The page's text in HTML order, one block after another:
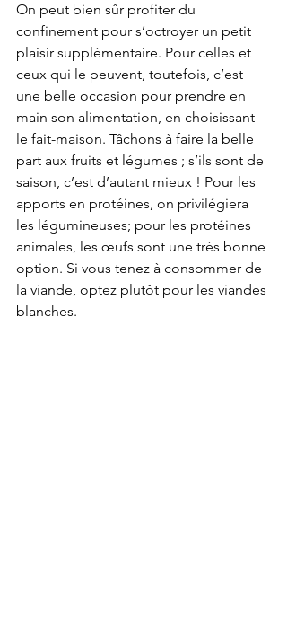
On peut bien sûr profiter du
confinement pour s’octroyer un petit
plaisir supplémentaire. Pour celles et
ceux qui le peuvent, toutefois, c’est
une belle occasion pour prendre en
main son alimentation, en choisissant
le fait-maison. Tâchons à faire la belle
part aux fruits et légumes ; s’ils sont de
saison, c’est d’autant mieux ! Pour les
apports en protéines, on privilégiera
les légumineuses; pour les protéines
animales, les œufs sont une très bonne
option. Si vous tenez à consommer de
la viande, optez plutôt pour les viandes
blanches.